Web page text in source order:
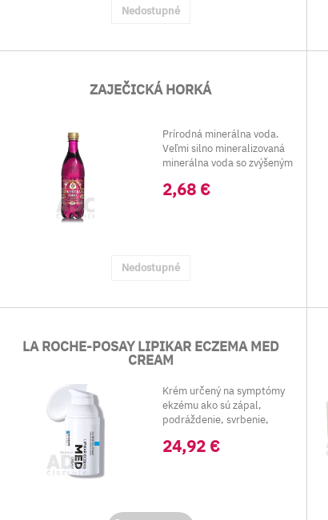
Nedostupné
ZAJEČICKÁ HORKÁ
Prírodná minerálna voda.
Veľmi silno mineralizovaná
minerálna voda so zvýšeným
2,68 €
Nedostupné
LA ROCHE-POSAY LIPIKAR ECZEMA MED
CREAM
Krém určený na symptómy
ekzému ako sú zápal,
podráždenie, svrbenie,
24,92 €